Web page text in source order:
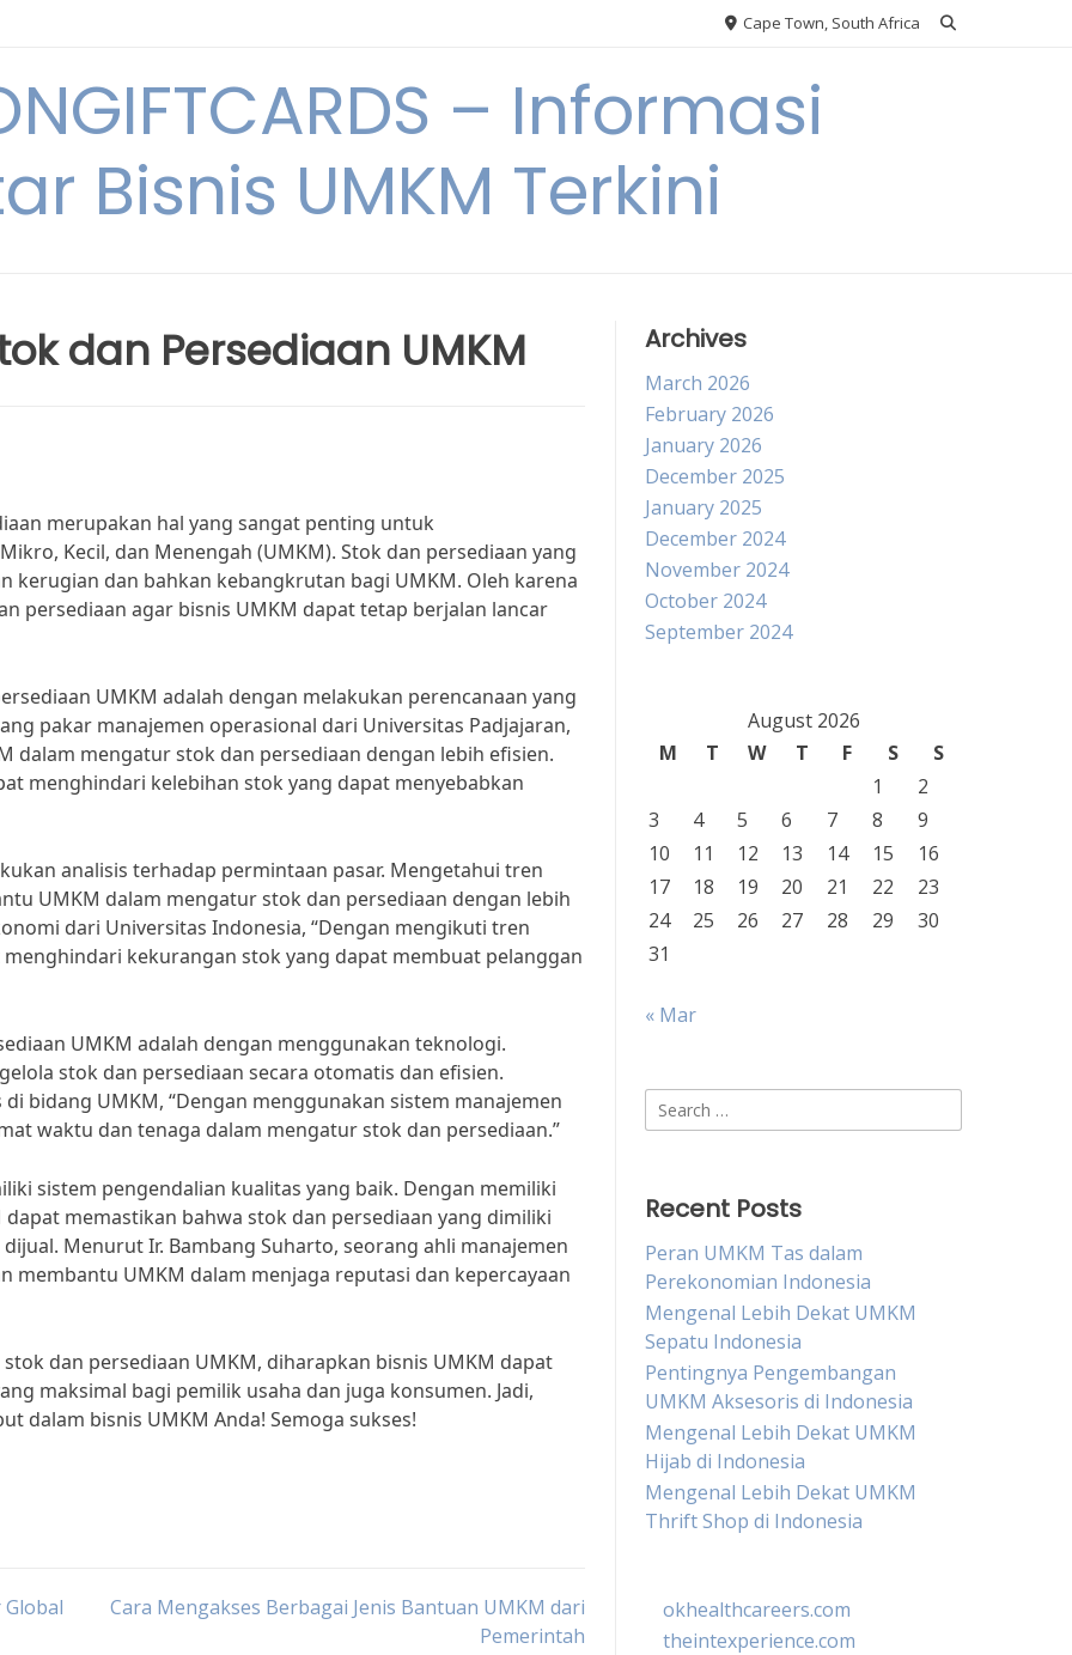
Cape Town, South Africa
– Informasi
Bisnis UMKM Terkini
dan Persediaan UMKM
merupakan hal yang sangat penting untuk
Kecil, dan Menengah (UMKM). Stok dan persediaan yang
kerugian dan bahkan kebangkrutan bagi UMKM. Oleh karena
persediaan agar bisnis UMKM dapat tetap berjalan lancar
UMKM adalah dengan melakukan perencanaan yang
pakar manajemen operasional dari Universitas Padjajaran,
dalam mengatur stok dan persediaan dengan lebih efisien.
menghindari kelebihan stok yang dapat menyebabkan
analisis terhadap permintaan pasar. Mengetahui tren
UMKM dalam mengatur stok dan persediaan dengan lebih
dari Universitas Indonesia, “Dengan mengikuti tren
kekurangan stok yang dapat membuat pelanggan
UMKM adalah dengan menggunakan teknologi.
stok dan persediaan secara otomatis dan efisien.
bidang UMKM, “Dengan menggunakan sistem manajemen
waktu dan tenaga dalam mengatur stok dan persediaan.”
sistem pengendalian kualitas yang baik. Dengan memiliki
memastikan bahwa stok dan persediaan yang dimiliki
Menurut Ir. Bambang Suharto, seorang ahli manajemen
membantu UMKM dalam menjaga reputasi dan kepercayaan
dan persediaan UMKM, diharapkan bisnis UMKM dapat
maksimal bagi pemilik usaha dan juga konsumen. Jadi,
dalam bisnis UMKM Anda! Semoga sukses!
Cara Mengakses Berbagai Jenis Bantuan UMKM dari
Pemerintah
Archives
March 2026
February 2026
January 2026
December 2025
January 2025
December 2024
November 2024
October 2024
September 2024
August 2026
M
T W T F S
S
1
2
3
4 5 6 7 8
9
10
11 12 13 14 15
16
17
18 19 20 21 22
23
24
25 26 27 28 29
30
31
« Mar
Search
for:
Recent Posts
Peran UMKM Tas dalam
Perekonomian Indonesia
Mengenal Lebih Dekat UMKM
Sepatu Indonesia
Pentingnya Pengembangan
UMKM Aksesoris di Indonesia
Mengenal Lebih Dekat UMKM
Hijab di Indonesia
Mengenal Lebih Dekat UMKM
Thrift Shop di Indonesia
okhealthcareers.com
theintexperience.com